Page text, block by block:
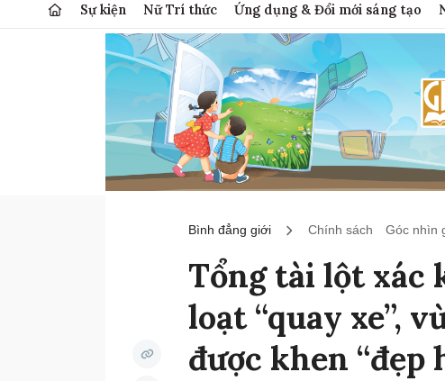
Sự kiện Nữ Trí thức Ứng dụng & Đổi mới sáng tạo
Bình đẳng giới Chính sách Góc nhìn
Tổng tài lột xác
loạt “quay xe”,
được khen